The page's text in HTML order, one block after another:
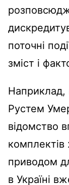
поточні
зміст і
Наприклад,
Рустем
відомство
комплектів
приводом
в Україні